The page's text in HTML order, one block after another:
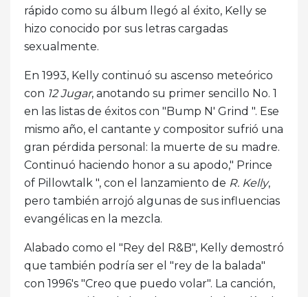
rápido como su álbum llegó al éxito, Kelly se
hizo conocido por sus letras cargadas
sexualmente.
En 1993, Kelly continuó su ascenso meteórico
con 12 Jugar, anotando su primer sencillo No. 1
en las listas de éxitos con "Bump N' Grind ". Ese
mismo año, el cantante y compositor sufrió una
gran pérdida personal: la muerte de su madre.
Continuó haciendo honor a su apodo," Prince
of Pillowtalk ", con el lanzamiento de R. Kelly,
pero también arrojó algunas de sus influencias
evangélicas en la mezcla.
Alabado como el "Rey del R&B", Kelly demostró
que también podría ser el "rey de la balada"
con 1996's "Creo que puedo volar". La canción,